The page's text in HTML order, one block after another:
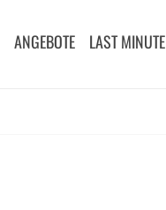
ANGEBOTE LAST MINUTE